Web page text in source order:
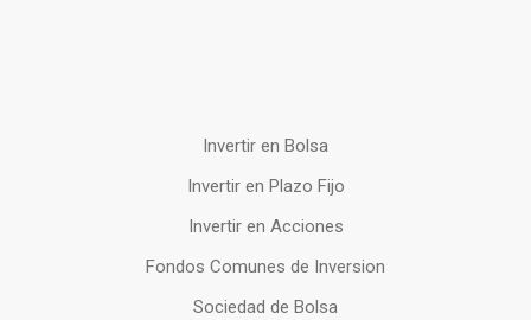
Invertir en Bolsa
Invertir en Plazo Fijo
Invertir en Acciones
Fondos Comunes de Inversion
Sociedad de Bolsa